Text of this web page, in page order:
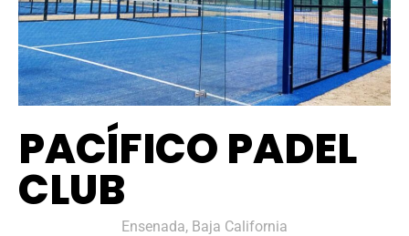
PACÍFICO PADEL
CLUB
Ensenada, Baja California